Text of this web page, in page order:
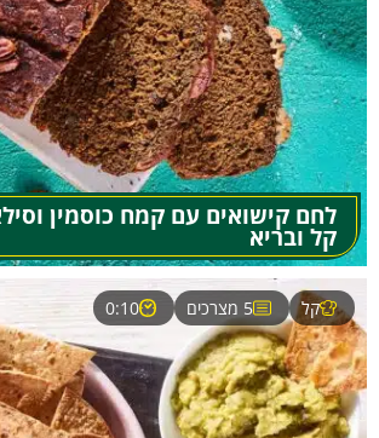
לחם קישואים עם קמח כוסמין
קל ובריא
קל 5 מצרכים 0:10